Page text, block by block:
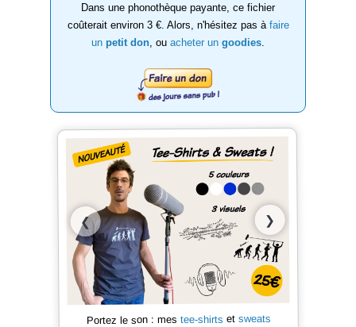
Dans une phonothèque payante, ce fichier
coûterait environ 3 €. Alors, n'hésitez pas à faire
un petit don , ou acheter un goodies
❮ ❯
Portez le son : mes tee-shirts et sweats